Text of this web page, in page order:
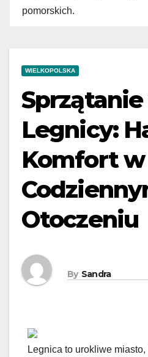
pomorskich.
WIELKOPOLSKA
Legnicy:
Komfort w
Otoczeniu
By Sandra
Legnica to urokliwe